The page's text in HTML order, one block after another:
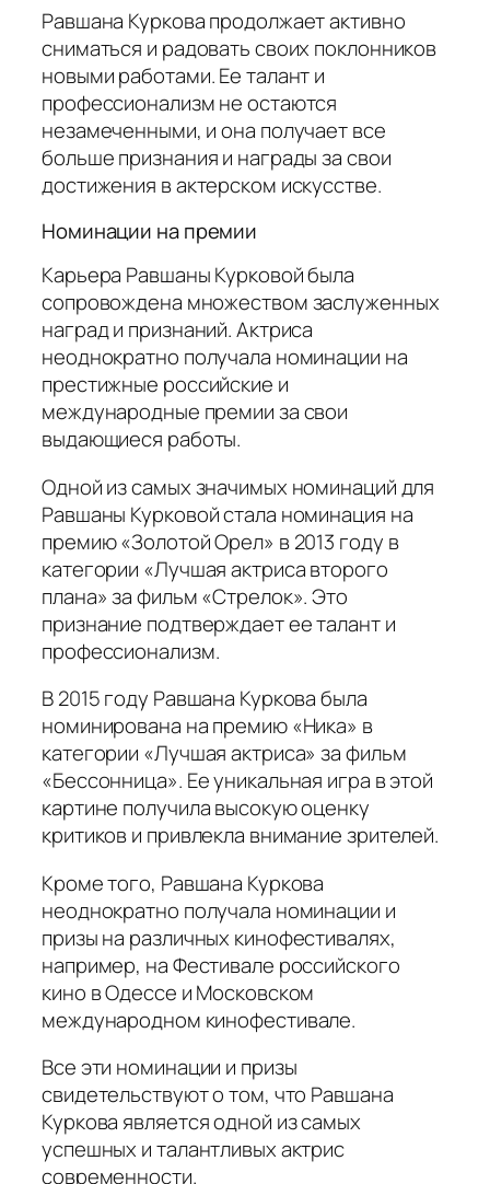
Равшана Куркова продолжает активно
сниматься и радовать своих поклонников
новыми работами. Ее талант и
профессионализм не остаются
незамеченными, и она получает все
больше признания и награды за свои
достижения в актерском искусстве.
Номинации на премии
Карьера Равшаны Курковой была
сопровождена множеством заслуженных
наград и признаний. Актриса
неоднократно получала номинации на
престижные российские и
международные премии за свои
выдающиеся работы.
Одной из самых значимых номинаций для
Равшаны Курковой стала номинация на
премию «Золотой Орел» в 2013 году в
категории «Лучшая актриса второго
плана» за фильм «Стрелок». Это
признание подтверждает ее талант и
профессионализм.
В 2015 году Равшана Куркова была
номинирована на премию «Ника» в
категории «Лучшая актриса» за фильм
«Бессонница». Ее уникальная игра в этой
картине получила высокую оценку
критиков и привлекла внимание зрителей.
Кроме того, Равшана Куркова
неоднократно получала номинации и
призы на различных кинофестивалях,
например, на Фестивале российского
кино в Одессе и Московском
международном кинофестивале.
Все эти номинации и призы
свидетельствуют о том, что Равшана
Куркова является одной из самых
успешных и талантливых актрис
современности.